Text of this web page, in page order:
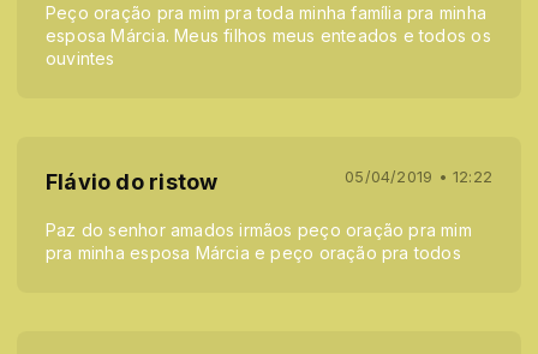
Peço oração pra mim pra toda minha família pra minha
esposa Márcia. Meus filhos meus enteados e todos os
ouvintes
Flávio do ristow 05/04/2019 • 12:22
Paz do senhor amados irmãos peço oração pra mim
pra minha esposa Márcia e peço oração pra todos